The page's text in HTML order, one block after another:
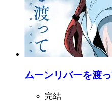
ムーンリバーを渡
完結